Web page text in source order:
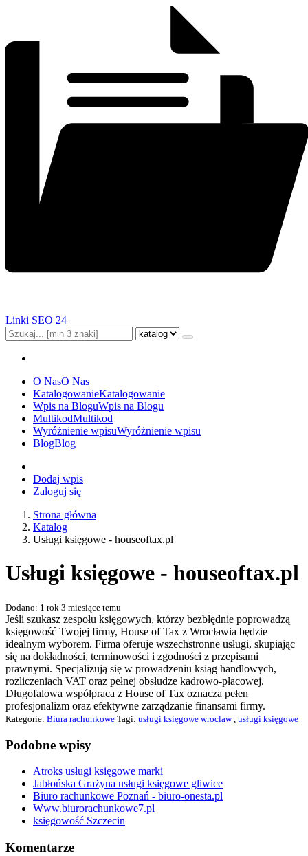
Linki SEO 24
O NasO Nas
KatalogowanieKatalogowanie
Wpis na BloguWpis na Blogu
MultikodMultikod
Wyróżnienie wpisuWyróżnienie wpisu
BlogBlog
Dodaj wpis
Zaloguj się
Strona główna
Katalog
Usługi księgowe - houseoftax.pl
Usługi księgowe - houseoftax.pl
Dodano: 1 rok 3 miesiące temu
Jeśli szukasz zespołu księgowych, którzy bezbłędnie poprowadzą
księgowość Twojej firmy, House of Tax z Wrocławia będzie
idealnym wyborem. Firma oferuje wszechstronne usługi, skupiając
się na dokładności, terminowości i zgodności z przepisami
prawnymi. Specjalizują się w prowadzeniu ksiąg handlowych,
rozliczeniach VAT oraz pełnej obsłudze kadrowo-płacowej.
Długofalowa współpraca z House of Tax oznacza pełen
profesjonalizm oraz efektywne zarządzanie finansami firmy.
Kategorie: Biura rachunkowe Tagi: usługi księgowe wroclaw usługi księgowe
Podobne wpisy
Atroks usługi księgowe marki
Jabłońska Grażyna usługi księgowe gliwice
Biuro rachunkowe Poznań - biuro-onesta.pl
Www.biurorachunkowe7.pl
księgowość Szczecin
Komentarze